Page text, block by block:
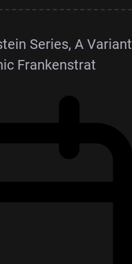
Series, A Variant
Frankenstrat